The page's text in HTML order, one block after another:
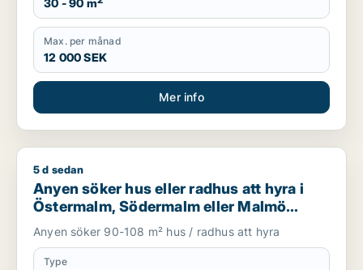
30 - 90 m
Max. per månad
12 000 SEK
Mer info
Anyen söker hus eller radhus att hyra i Östermalm,
5 d sedan
Anyen söker hus eller radhus att hyra i
Östermalm, Södermalm eller Malmö
Centrum m.fl.
Anyen söker 90-108 m² hus / radhus att hyra
Type